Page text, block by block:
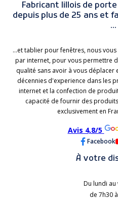
Fabricant lillois de
depuis plus de 25 ans et
...
...et tablier pour fenêtres, nous
par internet, pour vous permettre
qualité sans avoir à vous déplacer
décennies d'experience dans les
internet et la confection de
capacité de fournir des
exclusivement en
Avis 4,8/5
Facebook
À votre
Du lundi
de 7h30